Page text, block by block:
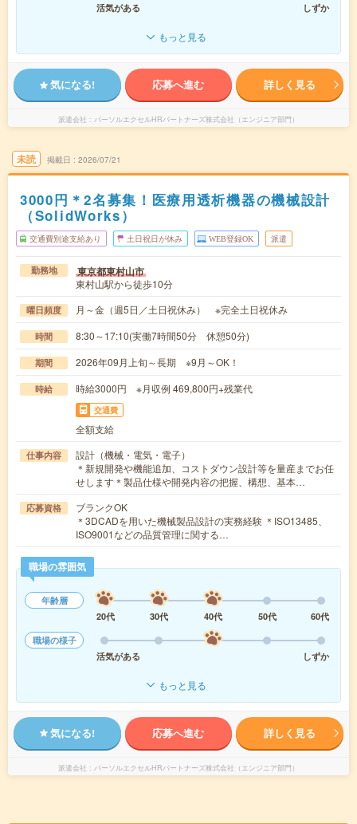
活気がある
しずか
もっと見る
気になる! 応募へ進む 詳しく見る
派遣会社 パーソルエクセルHRパートナーズ株式会社（エンジニア部門）
未読 掲載日 2026/07/21
3000円＊2名募集！医療用透析機器の機械設計
（SolidWorks）
交通費別途支給あり 土日祝日が休み WEB登録OK 派遣
勤務地 東京都東村山市
東村山駅から徒歩10分
曜日頻度 月～金（週5日／土日祝休み） ※完全土日祝休み
時間 8:30～17:10(実働7時間50分 休憩50分)
期間 2026年09月上旬～長期 ※9月～OK！
時給 時給3000円 ※月収例 469,800円+残業代
交通費
全額支給
仕事内容
設計（機械・電気・電子）
＊新規開発や機能追加、コストダウン設計等を量産までお任
せします＊製品仕様や開発内容の把握、構想、基本…
応募資格
ブランクOK
＊3DCADを用いた機械製品設計の実務経験 ＊ISO13485、
ISO9001などの品質管理に関する…
職場の雰囲気
年齢層
20代
30代 40代 50代
60代
職場の様子
活気がある
しずか
もっと見る
気になる! 応募へ進む 詳しく見る
派遣会社 パーソルエクセルHRパートナーズ株式会社（エンジニア部門）